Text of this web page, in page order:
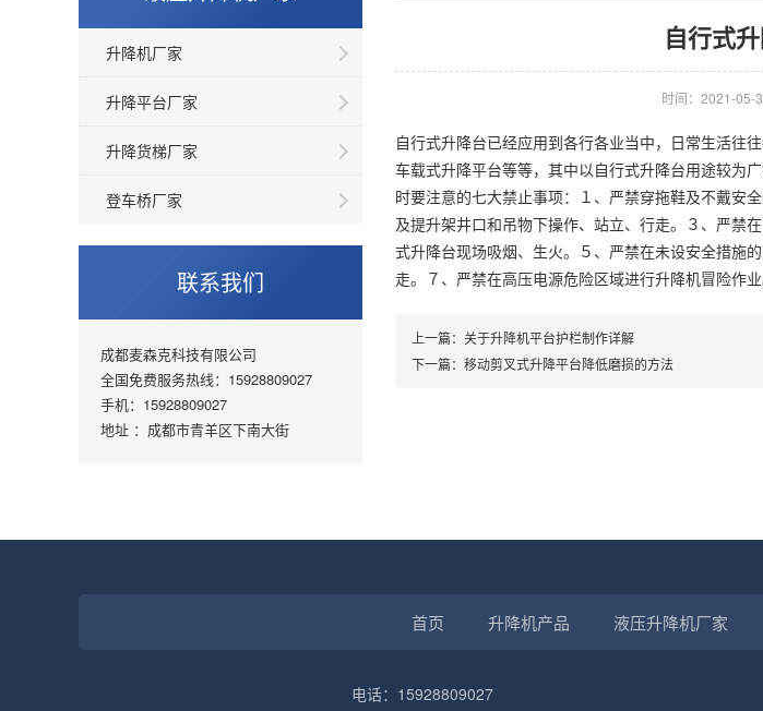
升降机厂家
升降平台厂家
升降货梯厂家
登车桥厂家
联系我们
成都麦森克科技有限公司
全国免费服务热线：15928809027
手机：15928809027
地址 ：成都市青羊区下南大街
自行式
时间：2021-05-
自行式升降台已经应用到各行各业当中，日常生活往
车载式升降平台等等，其中以自行式升降台用途较为
时要注意的七大禁止事项：１、严禁穿拖鞋及不戴安
及提升架井口和吊物下操作、站立、行走。３、严禁
式升降台现场吸烟、生火。５、严禁在未设安全措施
走。７、严禁在高压电源危险区域进行升降机冒险作业
上一篇： 关于升降机平台护栏制作详解
下一篇： 移动剪叉式升降平台降低磨损的方法
首页 升降机产品 液压升降机厂家
电话：15928809027